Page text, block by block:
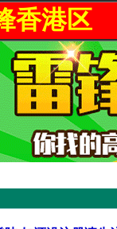
香港区